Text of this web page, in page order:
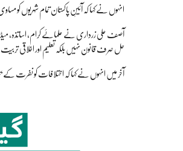
انہوں نے کہا کہ آئینِ پاکستان تمام شہریوں کو
آصف علی زرداری نے علمائے کرام، اساتذہ،
حل صرف قانون نہیں بلکہ تعلیم اور اخلاقی
آخر میں انہوں نے کہا کہ اختلافات کو نفرت کے